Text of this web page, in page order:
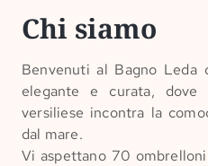
Chi siamo
Benvenuti al Bagno Leda
elegante e curata,
versiliese incontra la
dal mare.
Vi aspettano 70